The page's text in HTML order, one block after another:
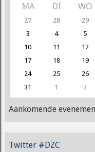
MA DI WO
27 28 29
3
4 5
10
11 12
17
18 19
24
25 26
31
1 2
Aankomende
Twitter #DZC